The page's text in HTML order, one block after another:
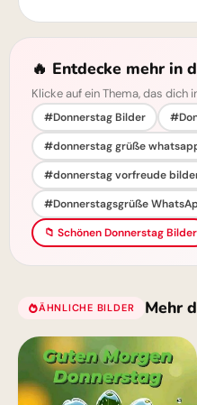
🔥 Entdecke mehr in
Klicke auf ein Thema, das dich
#Donnerstag Bilder
#donnerstag grüße
#donnerstag vorfreude
#Donnerstagsgrüße
📁 Schönen Donnerstag Bilder
ÄHNLICHE BILDER Mehr